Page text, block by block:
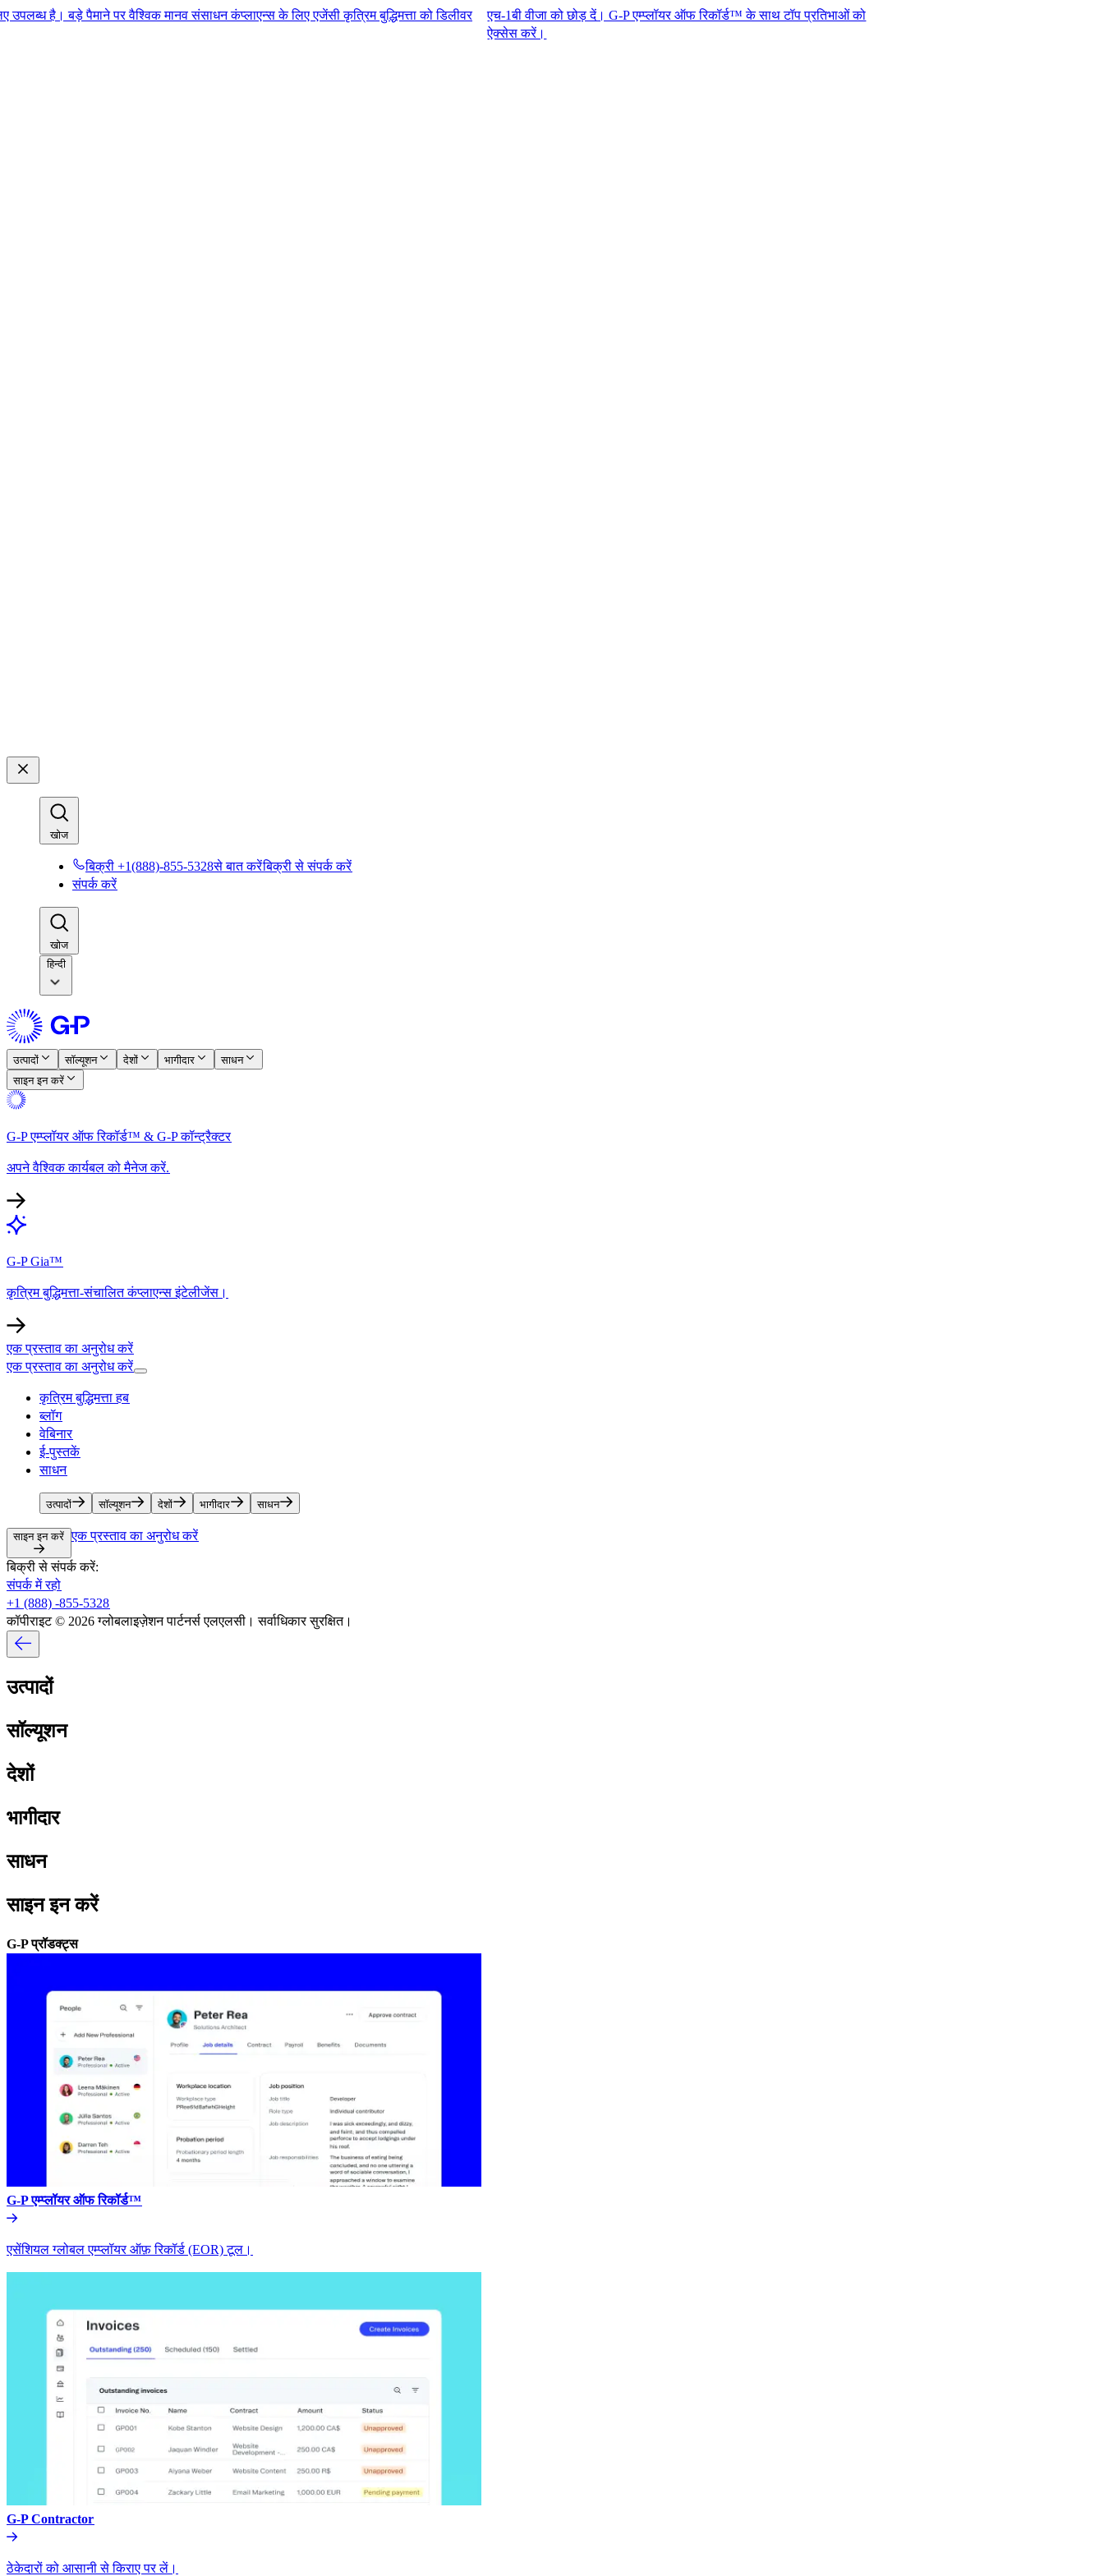
पर वैश्विक मानव संसाधन कंप्लाएन्स के लिए एजेंसी कृत्रिम बुद्धिमत्ता को डिलीवर
एच-1बी वीजा को छोड़ दें। G-P एम्प्लॉयर ऑफ रिकॉर्ड™ के साथ टॉप प्रतिभाओं को
खोज​​
बिक्री +1(888)-855-5328से बात करें​​बिक्री से संपर्क करें​​
संपर्क करें​​
खोज​​
हिन्दी
उत्पादों​​ सॉल्यूशन​​ देशों​​ भागीदार​​
साधन​​
साइन इन करें​​
G-P एम्प्लॉयर ऑफ रिकॉर्ड™ & G-P कॉन्ट्रैक्टर​​
अपने वैश्विक कार्यबल को मैनेज करें.​​
G-P Gia™​​
कृत्रिम बुद्धिमत्ता-संचालित कंप्लाएन्स इंटेलीजेंस।​​
एक प्रस्ताव का अनुरोध करें​​
एक प्रस्ताव का अनुरोध करें​​
कृत्रिम बुद्धिमत्ता हब​​
ब्लॉग​​
वेबिनार​​
ई-पुस्तकें​​
साधन​​
उत्पादों​​ सॉल्यूशन​​ देशों​​ भागीदार​​ साधन​​
साइन इन करें​​ एक प्रस्ताव का अनुरोध करें​​
बिक्री से संपर्क करें:​​
संपर्क में रहो​​
+1 (888) -855-5328​​
कॉपीराइट © 2026 ग्लोबलाइज़ेशन पार्टनर्स एलएलसी। सर्वाधिकार सुरक्षित।​​
उत्पादों​​
सॉल्यूशन​​
देशों​​
भागीदार​​
साधन​​
साइन इन करें​​
G-P प्रॉडक्ट्स​​
G-P एम्प्लॉयर ऑफ रिकॉर्ड™​​
एसेंशियल ग्लोबल एम्प्लॉयर ऑफ़ रिकॉर्ड (EOR) टूल।​​
G-P Contractor​​
ठेकेदारों को आसानी से किराए पर लें।​​